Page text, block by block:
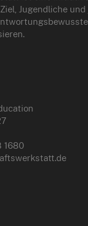
Jugendliche
1680